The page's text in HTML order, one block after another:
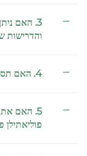
3. האם
והדרישות
4. האם תספקו דוגמיות, האם יש עמלת תשלום עבורן?
5. האם